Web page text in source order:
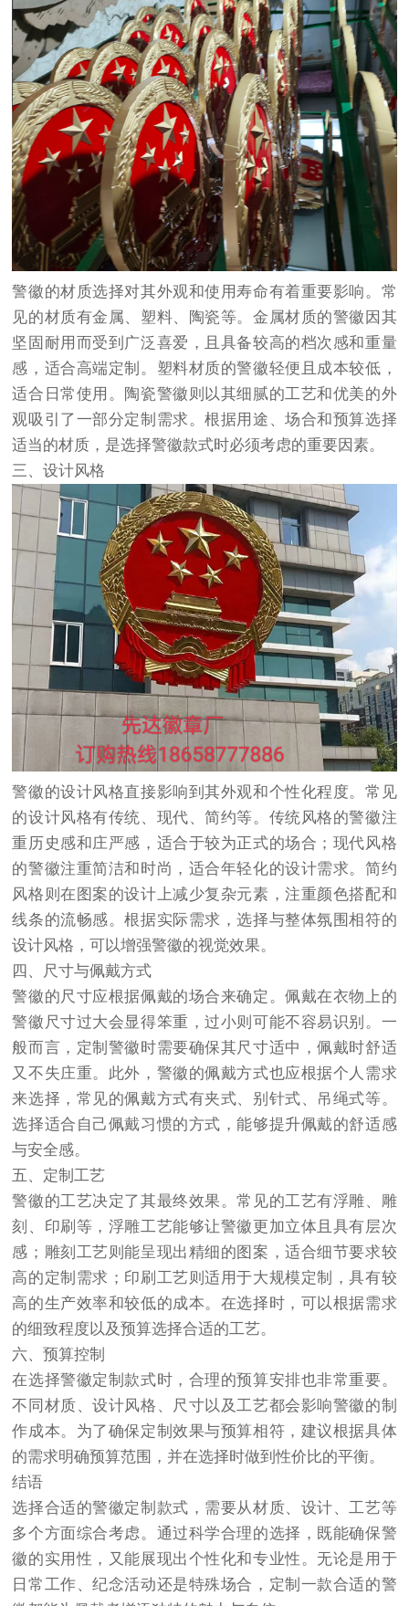
警徽的材质选择对其外观和使用寿命有着重要影响。常
见的材质有金属、塑料、陶瓷等。金属材质的警徽因其
坚固耐用而受到广泛喜爱，且具备较高的档次感和重量
感，适合高端定制。塑料材质的警徽轻便且成本较低，
适合日常使用。陶瓷警徽则以其细腻的工艺和优美的外
观吸引了一部分定制需求。根据用途、场合和预算选择
适当的材质，是选择警徽款式时必须考虑的重要因素。
三、设计风格
警徽的设计风格直接影响到其外观和个性化程度。常见
的设计风格有传统、现代、简约等。传统风格的警徽注
重历史感和庄严感，适合于较为正式的场合；现代风格
的警徽注重简洁和时尚，适合年轻化的设计需求。简约
风格则在图案的设计上减少复杂元素，注重颜色搭配和
线条的流畅感。根据实际需求，选择与整体氛围相符的
设计风格，可以增强警徽的视觉效果。
四、尺寸与佩戴方式
警徽的尺寸应根据佩戴的场合来确定。佩戴在衣物上的
警徽尺寸过大会显得笨重，过小则可能不容易识别。一
般而言，定制警徽时需要确保其尺寸适中，佩戴时舒适
又不失庄重。此外，警徽的佩戴方式也应根据个人需求
来选择，常见的佩戴方式有夹式、别针式、吊绳式等。
选择适合自己佩戴习惯的方式，能够提升佩戴的舒适感
与安全感。
五、定制工艺
警徽的工艺决定了其最终效果。常见的工艺有浮雕、雕
刻、印刷等，浮雕工艺能够让警徽更加立体且具有层次
感；雕刻工艺则能呈现出精细的图案，适合细节要求较
高的定制需求；印刷工艺则适用于大规模定制，具有较
高的生产效率和较低的成本。在选择时，可以根据需求
的细致程度以及预算选择合适的工艺。
六、预算控制
在选择警徽定制款式时，合理的预算安排也非常重要。
不同材质、设计风格、尺寸以及工艺都会影响警徽的制
作成本。为了确保定制效果与预算相符，建议根据具体
的需求明确预算范围，并在选择时做到性价比的平衡。
结语
选择合适的警徽定制款式，需要从材质、设计、工艺等
多个方面综合考虑。通过科学合理的选择，既能确保警
徽的实用性，又能展现出个性化和专业性。无论是用于
日常工作、纪念活动还是特殊场合，定制一款合适的警